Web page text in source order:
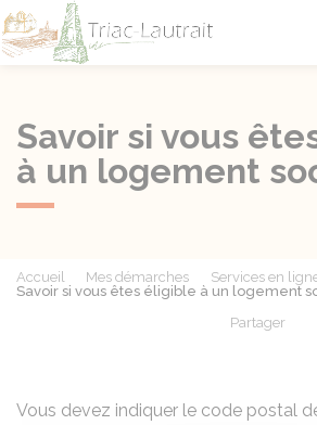
Savoir si vous
à un logement
Accueil Mes démarches
Services en
Savoir si vous êtes éligible à un logement
Partager
Vous devez indiquer le code postal